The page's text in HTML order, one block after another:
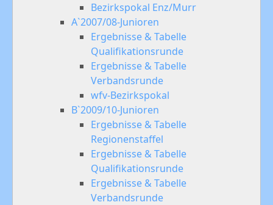
Bezirkspokal Enz/Murr
A`2007/08-Junioren
Ergebnisse & Tabelle
Qualifikationsrunde
Ergebnisse & Tabelle
Verbandsrunde
wfv-Bezirkspokal
B`2009/10-Junioren
Ergebnisse & Tabelle
Regionenstaffel
Ergebnisse & Tabelle
Qualifikationsrunde
Ergebnisse & Tabelle
Verbandsrunde